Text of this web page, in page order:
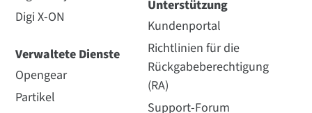
Digi X-ON
Verwaltete Dienste
Opengear
Partikel
Unterstützung
Kundenportal
Richtlinien für die
Rückgabeberechtigung
(RA)
Support-Forum